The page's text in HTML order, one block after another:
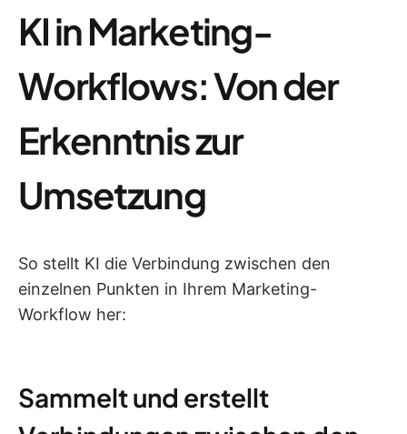
KI in Marketing-
Workflows: Von der
Erkenntnis zur
Umsetzung
So stellt KI die Verbindung zwischen den
einzelnen Punkten in Ihrem Marketing-
Workflow her:
Sammelt und erstellt